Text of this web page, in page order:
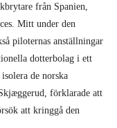
från Spanien,
Mitt under den
piloternas anställningar
dotterbolag i ett
de norska
förklarade att
att kringgå den